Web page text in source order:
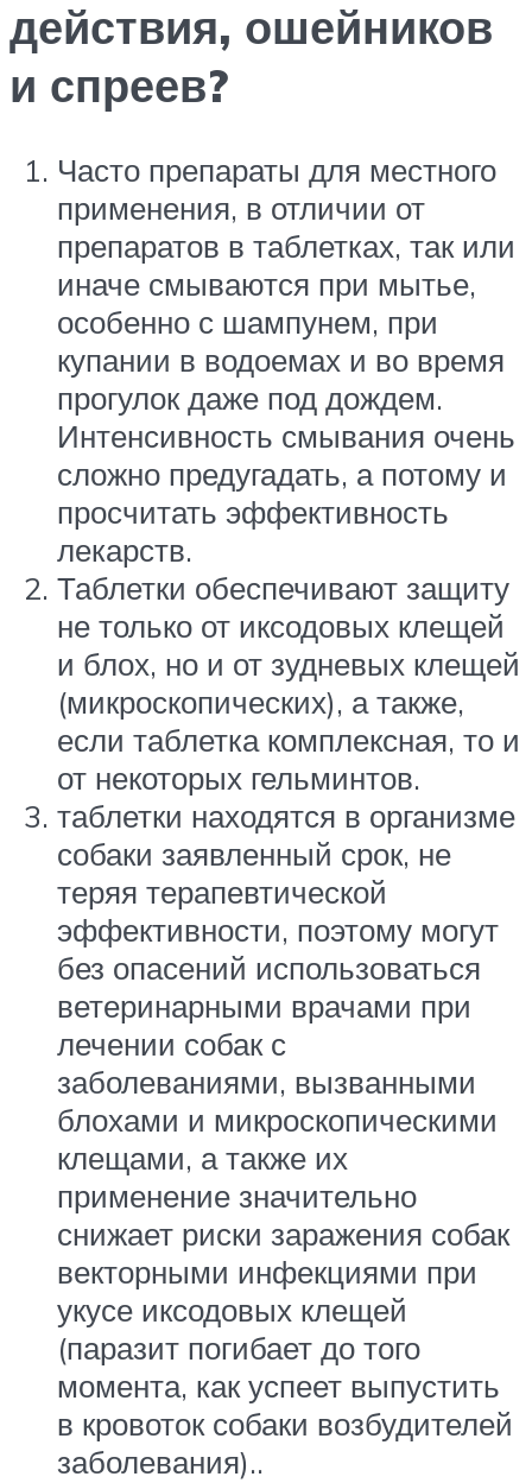
действия, ошейников
и спреев?
Часто препараты для местного
применения, в отличии от
препаратов в таблетках, так или
иначе смываются при мытье,
особенно с шампунем, при
купании в водоемах и во время
прогулок даже под дождем.
Интенсивность смывания очень
сложно предугадать, а потому и
просчитать эффективность
лекарств.
Таблетки обеспечивают защиту
не только от иксодовых клещей
и блох, но и от зудневых клещей
(микроскопических), а также,
если таблетка комплексная, то и
от некоторых гельминтов.
таблетки находятся в организме
собаки заявленный срок, не
теряя терапевтической
эффективности, поэтому могут
без опасений использоваться
ветеринарными врачами при
лечении собак с
заболеваниями, вызванными
блохами и микроскопическими
клещами, а также их
применение значительно
снижает риски заражения собак
векторными инфекциями при
укусе иксодовых клещей
(паразит погибает до того
момента, как успеет выпустить
в кровоток собаки возбудителей
заболевания)..